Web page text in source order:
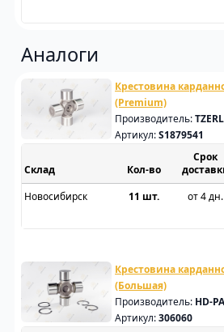
Аналоги
Крестовина
(Premium)
Производитель:
Артикул:S1879541
Склад
Срок
Новосибирск
11 шт. от 4 дн.
Крестовина
(Большая)
Производитель: HD-
Артикул:306060